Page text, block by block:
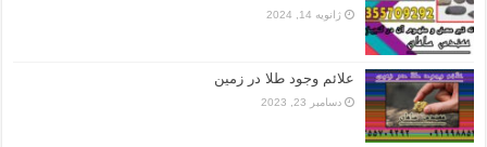
ژانویه 14, 2024
علائم وجود طلا در زمین
دسامبر 23, 2023